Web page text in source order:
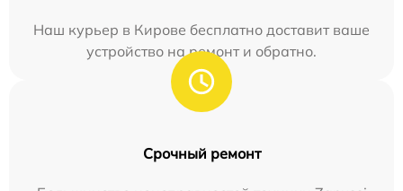
Наш курьер в Кирове бесплатно доставит ваше
устройство на ремонт и обратно.
Срочный ремонт